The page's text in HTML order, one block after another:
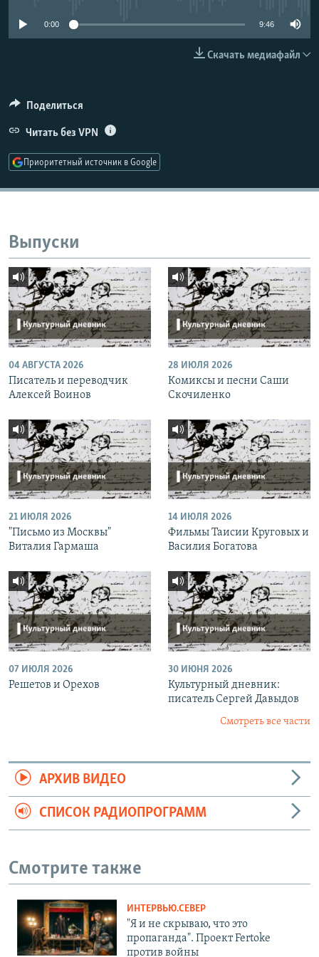
ПОДПИШИТЕСЬ НА РАССЫЛКУ
Все сайты РСЕ/РС
0:00 9:46
Скачать медиафайл
Поделиться
Читать без VPN
Приоритетный источник в Google
Выпуски
04 АВГУСТА 2026
Писатель и переводчик
Алексей Воинов
28 ИЮЛЯ 2026
Комиксы и песни Саши
Скочиленко
21 ИЮЛЯ 2026
"Письмо из Москвы"
Виталия Гармаша
14 ИЮЛЯ 2026
Фильмы Таисии Круговых и
Василия Богатова
07 ИЮЛЯ 2026
Решетов и Орехов
30 ИЮНЯ 2026
Культурный дневник:
писатель Сергей Давыдов
Смотреть все части
АРХИВ ВИДЕО
СПИСОК РАДИОПРОГРАММ
Смотрите также
ИНТЕРВЬЮ.СЕВЕР
"Я и не скрываю, что это
пропаганда". Проект Fertoke
против войны